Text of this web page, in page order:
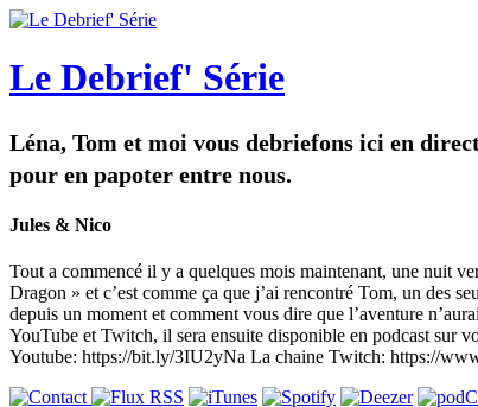
Le Debrief' Série
Léna, Tom et moi vous debriefons ici en
pour en papoter entre nous.
Jules & Nico
Tout a commencé il y a quelques mois maintenant, une nuit
Dragon » et c’est comme ça que j’ai rencontré Tom, un des
depuis un moment et comment vous dire que l’aventure
YouTube et Twitch, il sera ensuite disponible en podcast sur
Youtube: https://bit.ly/3IU2yNa La chaine Twitch: https://